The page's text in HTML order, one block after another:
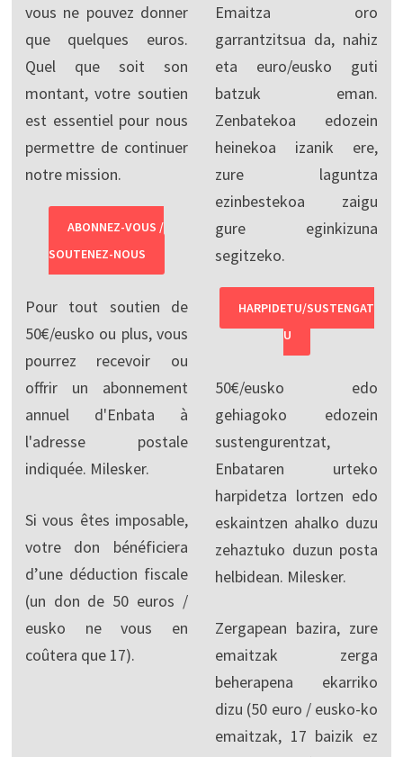
vous ne pouvez donner
que quelques euros.
Quel que soit son
montant, votre soutien
est essentiel pour nous
permettre de continuer
notre mission.
ABONNEZ-VOUS /
SOUTENEZ-NOUS
Pour tout soutien de
50€/eusko ou plus, vous
pourrez recevoir ou
offrir un abonnement
annuel d'Enbata à
l'adresse postale
indiquée. Milesker.
Si vous êtes imposable,
votre don bénéficiera
d’une déduction fiscale
(un don de 50 euros /
eusko ne vous en
coûtera que 17).
Emaitza oro
garrantzitsua da, nahiz
eta euro/eusko guti
batzuk eman.
Zenbatekoa edozein
heinekoa izanik ere,
zure laguntza
ezinbestekoa zaigu
gure eginkizuna
segitzeko.
HARPIDETU/SUSTENGAT
U
50€/eusko edo
gehiagoko edozein
sustengurentzat,
Enbataren urteko
harpidetza lortzen edo
eskaintzen ahalko duzu
zehaztuko duzun posta
helbidean. Milesker.
Zergapean bazira, zure
emaitzak zerga
beherapena ekarriko
dizu (50 euro / eusko-ko
emaitzak, 17 baizik ez